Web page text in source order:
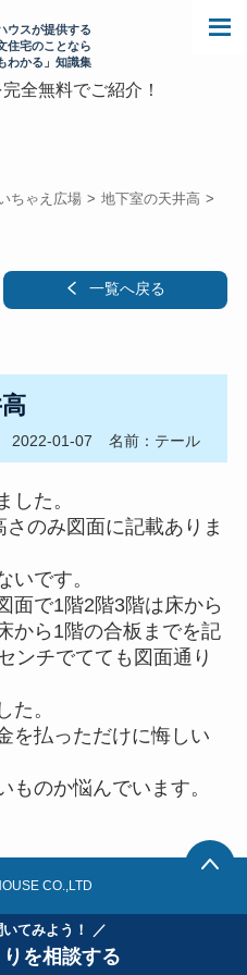
てみよう！ ／
を相談する
ウスが提供する
住宅のことなら
わかる」知識集
全無料でご紹介！
ちゃえ広場
地下室の天井高
一覧へ戻る
2022-01-07 名前：テール
した。
のみ図面に記載ありま
いです。
面で1階2階3階は床から
から1階の合板までを記
ンチでてても図面通り
た。
を払っただけに悔しい
ものか悩んでいます。
CO.,LTD